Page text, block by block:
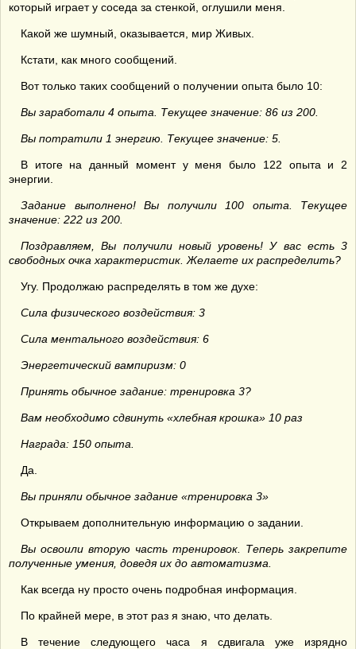
который играет у соседа за стенкой, оглушили меня.
Какой же шумный, оказывается, мир Живых.
Кстати, как много сообщений.
Вот только таких сообщений о получении опыта было 10:
Вы заработали 4 опыта. Текущее значение: 86 из 200.
Вы потратили 1 энергию. Текущее значение: 5.
В итоге на данный момент у меня было 122 опыта и 2
энергии.
Задание выполнено! Вы получили 100 опыта. Текущее
значение: 222 из 200.
Поздравляем, Вы получили новый уровень! У вас есть 3
свободных очка характеристик. Желаете их распределить?
Угу. Продолжаю распределять в том же духе:
Сила физического воздействия: 3
Сила ментального воздействия: 6
Энергетический вампиризм: 0
Принять обычное задание: тренировка 3?
Вам необходимо сдвинуть «хлебная крошка» 10 раз
Награда: 150 опыта.
Да.
Вы приняли обычное задание «тренировка 3»
Открываем дополнительную информацию о задании.
Вы освоили вторую часть тренировок. Теперь закрепите
полученные умения, доведя их до автоматизма.
Как всегда ну просто очень подробная информация.
По крайней мере, в этот раз я знаю, что делать.
В течение следующего часа я сдвигала уже изрядно